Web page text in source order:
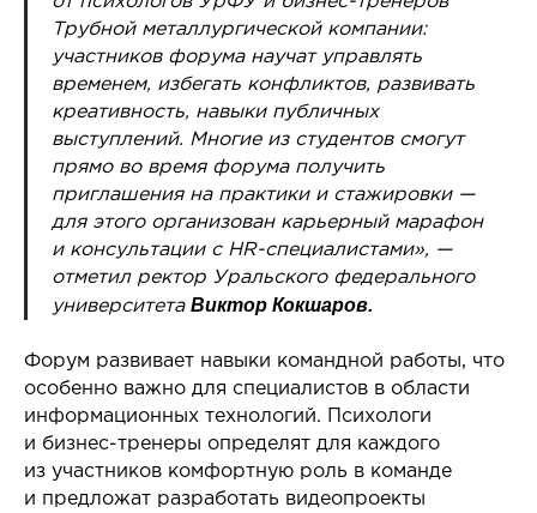
Трубной металлургической компании:
участников форума научат управлять
временем, избегать конфликтов, развивать
креативность, навыки публичных
выступлений. Многие из студентов смогут
прямо во время форума получить
приглашения на практики и стажировки —
для этого организован карьерный марафон
и консультации с HR-специалистами», —
отметил ректор Уральского федерального
университета Виктор Кокшаров.
Форум развивает навыки командной работы, что
особенно важно для специалистов в области
информационных технологий. Психологи
и бизнес-тренеры определят для каждого
из участников комфортную роль в команде
и предложат разработать видеопроекты